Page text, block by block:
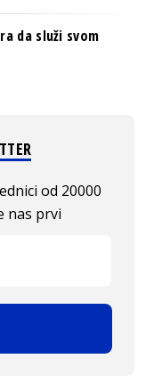
da služi svom
od 20000
nas prvi